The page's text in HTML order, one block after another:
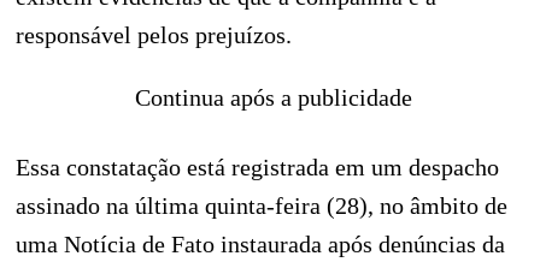
responsável pelos prejuízos.
Continua após a publicidade
Essa constatação está registrada em um despacho
assinado na última quinta-feira (28), no âmbito de
uma Notícia de Fato instaurada após denúncias da